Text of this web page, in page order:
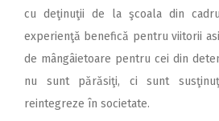
cu deţinuţii de la şcoala din
experienţă benefică pentru viitorii
de mângâietoare pentru cei din
nu sunt părăsiţi, ci sunt
reintegreze în societate.